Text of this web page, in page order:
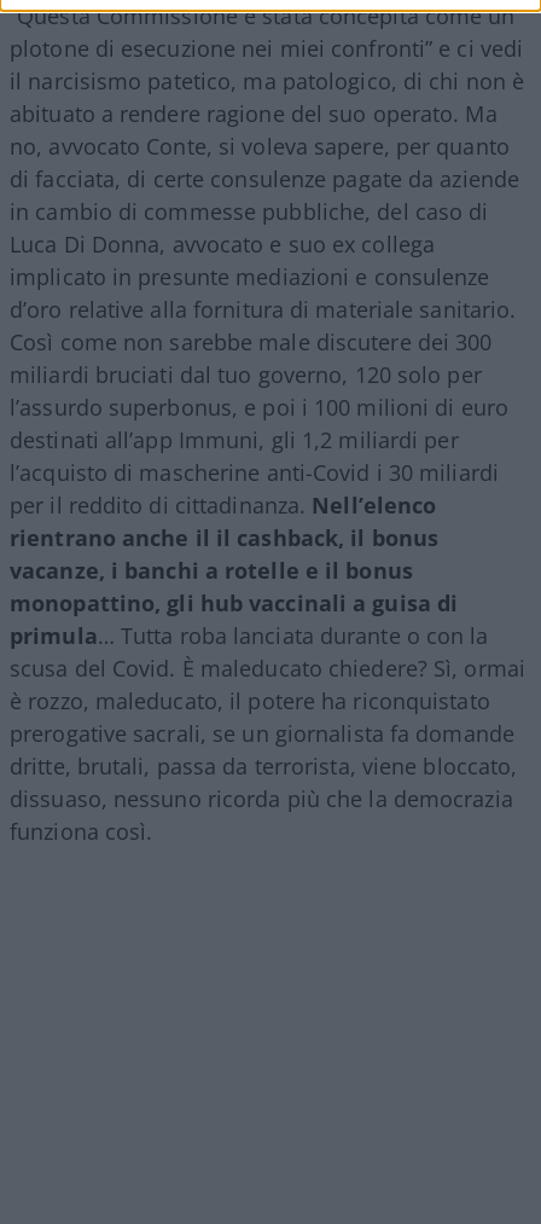
“Questa Commissione è stata concepita come un
plotone di esecuzione nei miei confronti” e ci vedi
il narcisismo patetico, ma patologico, di chi non è
abituato a rendere ragione del suo operato. Ma
no, avvocato Conte, si voleva sapere, per quanto
di facciata, di certe consulenze pagate da aziende
in cambio di commesse pubbliche, del caso di
Luca Di Donna, avvocato e suo ex collega
implicato in presunte mediazioni e consulenze
d’oro relative alla fornitura di materiale sanitario.
Così come non sarebbe male discutere dei 300
miliardi bruciati dal tuo governo, 120 solo per
l’assurdo superbonus, e poi i 100 milioni di euro
destinati all’app Immuni, gli 1,2 miliardi per
l’acquisto di mascherine anti-Covid i 30 miliardi
per il reddito di cittadinanza. Nell’elenco
rientrano anche il il cashback, il bonus
vacanze, i banchi a rotelle e il bonus
monopattino, gli hub vaccinali a guisa di
primula… Tutta roba lanciata durante o con la
scusa del Covid. È maleducato chiedere? Sì, ormai
è rozzo, maleducato, il potere ha riconquistato
prerogative sacrali, se un giornalista fa domande
dritte, brutali, passa da terrorista, viene bloccato,
dissuaso, nessuno ricorda più che la democrazia
funziona così.